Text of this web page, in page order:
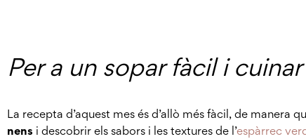
Per a un sopar fàcil i
La recepta d’aquest mes és d’allò més fàcil, de manera
nens i descobrir els sabors i les textures de l’espàrrec